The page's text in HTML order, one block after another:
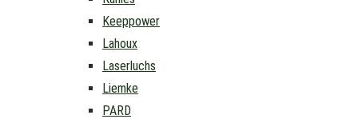
Keeppower
Lahoux
Laserluchs
Liemke
PARD